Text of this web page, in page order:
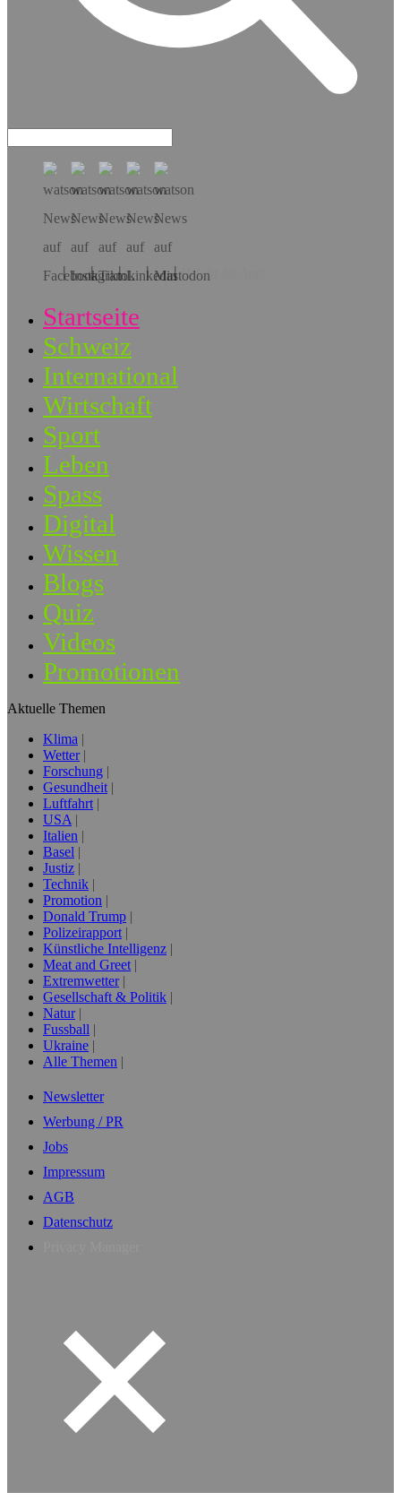
Hol dir die App!
Startseite
Schweiz
International
Wirtschaft
Sport
Leben
Spass
Digital
Wissen
Blogs
Quiz
Videos
Promotionen
Aktuelle Themen
Klima
Wetter
Forschung
Gesundheit
Luftfahrt
USA
Italien
Basel
Justiz
Technik
Promotion
Donald Trump
Polizeirapport
Künstliche Intelligenz
Meat and Greet
Extremwetter
Gesellschaft & Politik
Natur
Fussball
Ukraine
Alle Themen
Newsletter
Werbung / PR
Jobs
Impressum
AGB
Datenschutz